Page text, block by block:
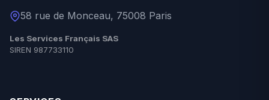
58 rue de Monceau, 75008 Paris
Les Services Français SAS
SIREN 987733110